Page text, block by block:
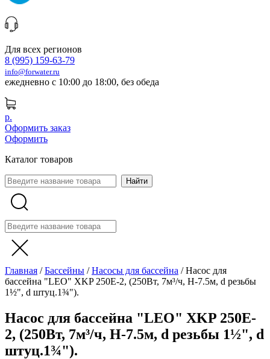
Для всех регионов
8 (995) 159-63-79
info@forwater.ru
ежедневно с 10:00 до 18:00, без обеда
р.
Оформить заказ
Оформить
Каталог товаров
Главная /Бассейны /Насосы для бассейна /Насос для
бассейна "LEO" XKP 250E-2, (250Вт, 7м³/ч, Н-7.5м, d резьбы
1½", d штуц.1¾").
Насос для бассейна "LEO" XKP 250E-
2, (250Вт, 7м³/ч, Н-7.5м, d резьбы 1½", d
штуц.1¾").